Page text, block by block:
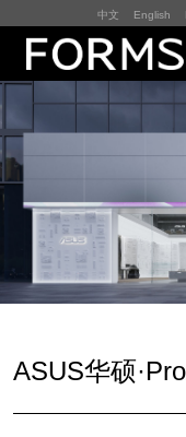
中文 English
展厅展馆
全球展会·EXPO
数字媒体与展项
联系
ASUS华硕